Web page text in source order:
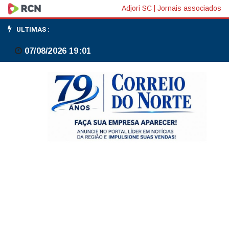
PMI
industrial
da
permanece
estável
Adjori SC Jornais associados
ULTIMAS :
07/08/2026 19:01